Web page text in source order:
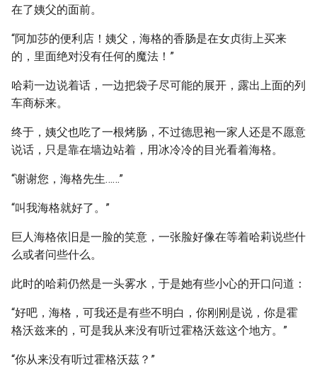
在了姨父的面前。
“阿加莎的便利店！姨父，海格的香肠是在女贞街上买来
的，里面绝对没有任何的魔法！”
哈莉一边说着话，一边把袋子尽可能的展开，露出上面的列
车商标来。
终于，姨父也吃了一根烤肠，不过德思袍一家人还是不愿意
说话，只是靠在墙边站着，用冰冷冷的目光看着海格。
“谢谢您，海格先生……”
“叫我海格就好了。”
巨人海格依旧是一脸的笑意，一张脸好像在等着哈莉说些什
么或者问些什么。
此时的哈莉仍然是一头雾水，于是她有些小心的开口问道：
“好吧，海格，可我还是有些不明白，你刚刚是说，你是霍
格沃兹来的，可是我从来没有听过霍格沃兹这个地方。”
“你从来没有听过霍格沃茲？”